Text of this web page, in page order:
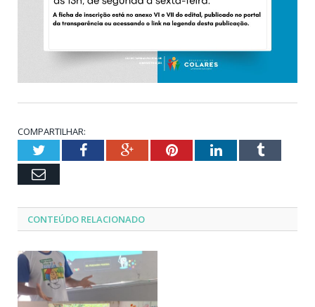
COMPARTILHAR:
TwitterFacebookGoogle+PinterestLinkedInTumblr
Email
CONTEÚDO RELACIONADO